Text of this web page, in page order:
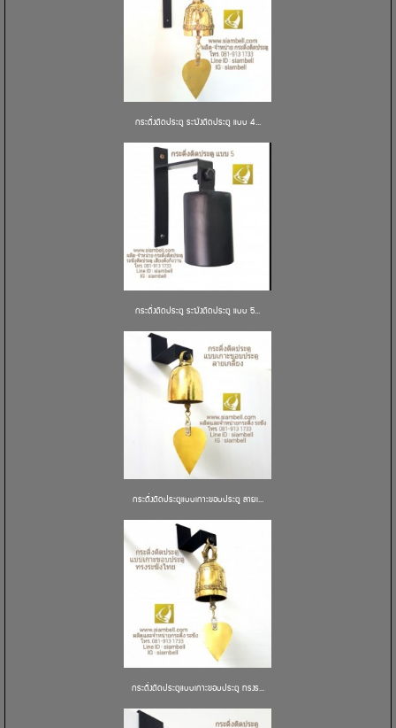
กระดิ่งติดประตู ระฆังติดประตู แบบ 4...
กระดิ่งติดประตู ระฆังติดประตู แบบ 5...
กระดิ่งติดประตูแบบเกาะขอบประตู ลายเ...
กระดิ่งติดประตูแบบเกาะขอบประตู ทรงร...